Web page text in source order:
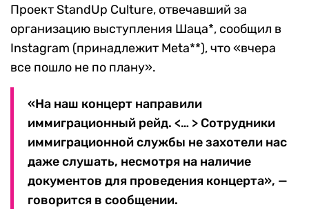
Проект StandUp Culture, отвечавший за
организацию выступления Шаца*, сообщил в
Instagram (принадлежит Meta**), что «вчера
все пошло не по плану».
«На наш концерт направили
иммиграционный рейд. <… > Сотрудники
иммиграционной службы не захотели нас
даже слушать, несмотря на наличие
документов для проведения концерта», —
говорится в сообщении.